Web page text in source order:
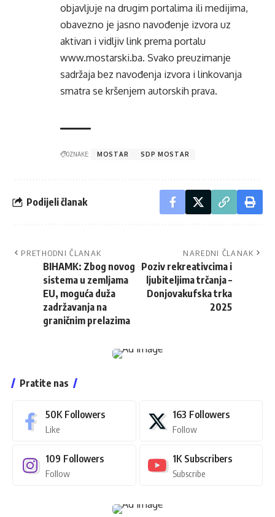
objavljuje na drugim portalima ili medijima,
obavezno je jasno navođenje izvora uz
aktivan i vidljiv link prema portalu
www.mostarski.ba. Svako preuzimanje
sadržaja bez navođenja izvora i linkovanja
smatra se kršenjem autorskih prava.
OZNAKE: MOSTAR SDP MOSTAR
Podijeli članak
PRETHODNI ČLANAK
BIHAMK: Zbog novog
sistema u zemljama
EU, moguća duža
zadržavanja na
graničnim prelazima
NAREDNI ČLANAK
Poziv rekreativcima i
ljubiteljima trčanja –
Donjovakufska trka
2025
Pratite nas
50K Followers
Like
163 Followers
Follow
109 Followers
Follow
1K Subscribers
Subscribe